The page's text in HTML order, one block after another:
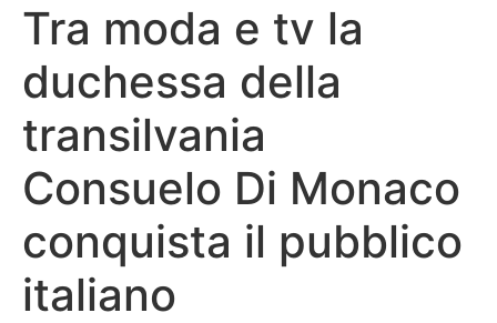
Tra moda e tv la
duchessa della
transilvania
Consuelo Di Monaco
conquista il pubblico
italiano